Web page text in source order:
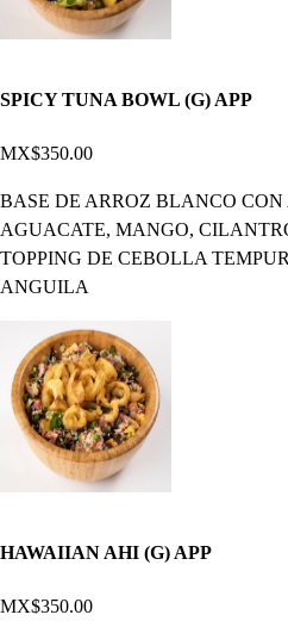
SPICY TUNA BOWL (G) APP
MX$350.00
BASE DE ARROZ BLANCO CON
AGUACATE, MANGO,
TOPPING DE CEBOLLA
ANGUILA
HAWAIIAN AHI (G) APP
MX$350.00